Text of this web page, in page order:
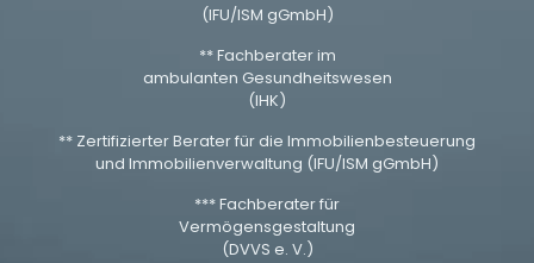
(IFU/ISM gGmbH)
** Fachberater im
ambulanten Gesundheitswesen
(IHK)
** Zertifizierter Berater für die Immobilienbesteuerung
und Immobilienverwaltung (IFU/ISM gGmbH)
*** Fachberater für
Vermögensgestaltung
(DVVS e. V.)